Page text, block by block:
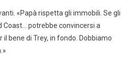
«Papà rispetta gli immobili. Se gli
Coast… potrebbe convincersi a
il bene di Trey, in fondo. Dobbiamo